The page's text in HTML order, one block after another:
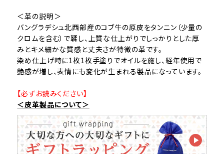
＜革の説明＞
バングラデシュ北西部産のコブ牛の原皮をタンニン（少量の
クロムを含む）で鞣し、上質な仕上がりでしっかりとした厚
みとキメ細かな質感と丈夫さが特徴の革です。
染め仕上げ時に1枚1枚手塗りでオイルを施し、経年使用で
艶感が増し、表情にも変化が生まれる製品になっています。
【必ずお読みください】
＜皮革製品について＞